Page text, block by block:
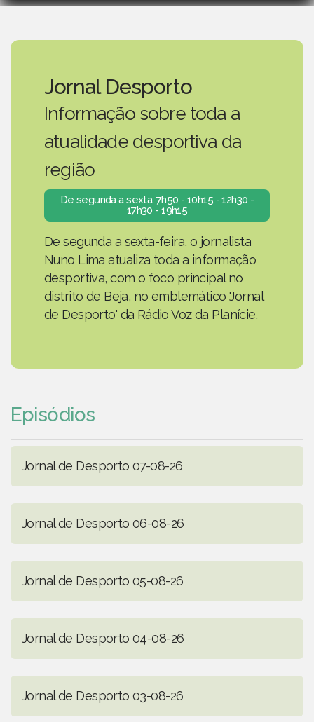
Jornal Desporto
Informação sobre toda a
atualidade desportiva da
região
De segunda a sexta: 7h50 - 10h15 - 12h30 -
17h30 - 19h15
De segunda a sexta-feira, o jornalista
Nuno Lima atualiza toda a informação
desportiva, com o foco principal no
distrito de Beja, no emblemático 'Jornal
de Desporto' da Rádio Voz da Planície.
Episódios
Jornal de Desporto 07-08-26
Jornal de Desporto 06-08-26
Jornal de Desporto 05-08-26
Jornal de Desporto 04-08-26
Jornal de Desporto 03-08-26